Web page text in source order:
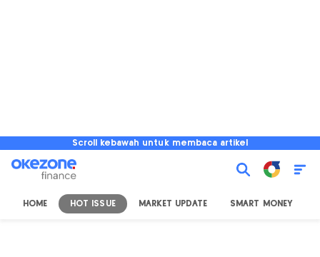
Scroll kebawah untuk membaca artikel
HOME HOT ISSUE MARKET UPDATE SMART MONEY